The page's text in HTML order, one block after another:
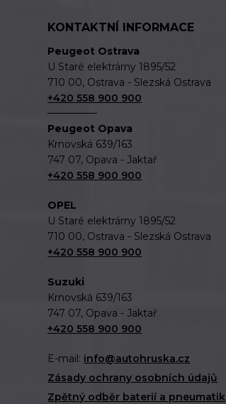
KONTAKTNÍ INFORMACE
Peugeot Ostrava
U Staré elektrárny 1895/52
710 00, Ostrava - Slezská Ostrava
+420 558 900 900
Peugeot Opava
Krnovská 639/163
747 07, Opava - Jaktař
+420 558 900 900
OPEL
U Staré elektrárny 1895/52
710 00, Ostrava - Slezská Ostrava
+420 558 900 900
Suzuki
Krnovská 639/163
747 07, Opava - Jaktař
+420 558 900 900
E-mail: info@autohruska.cz
Zásady ochrany osobních údajů
Zpětný odběr baterií a pneumatik